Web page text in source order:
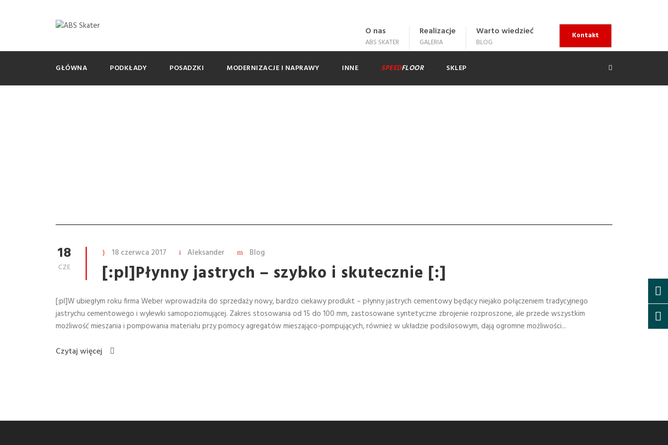
O nas
ABS SKATER
Realizacje
GALERIA
Warto wiedzieć
BLOG
Kontakt
GŁÓWNA PODKŁADY POSADZKI MODERNIZACJE I NAPRAWY INNE SPEEDFLOOR SKLEP
18
CZE
18 czerwca 2017 Aleksander Blog
[:pl]Płynny jastrych – szybko i skutecznie [:]
[:pl]W ubiegłym roku firma Weber wprowadziła do sprzedaży nowy, bardzo ciekawy produkt – płynny jastrych cementowy będący niejako połączeniem tradycyjnego
jastrychu cementowego i wylewki samopoziomującej. Zakres stosowania od 15 do 100 mm, zastosowane syntetyczne zbrojenie rozproszone, ale przede wszystkim
możliwość mieszania i pompowania materiału przy pomocy agregatów mieszająco-pompujących, również w układzie podsilosowym, dają ogromne możliwości...
Czytaj więcej